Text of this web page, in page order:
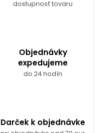
dostupnosť tovaru
Objednávky
expedujeme
do 24 hodín
Darček k objednávke